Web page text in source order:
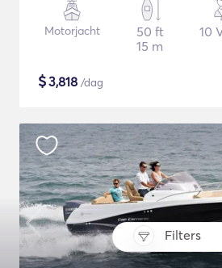
Filters
Motorjacht
50 ft
15 m
10
$3,818 /dag